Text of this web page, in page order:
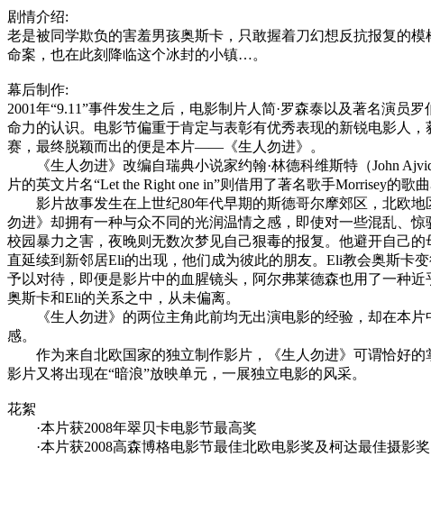
剧情介绍:
老是被同学欺负的害羞男孩奥斯卡，只敢握着刀幻想反抗报复的
命案，也在此刻降临这个冰封的小镇…。
幕后制作:
2001年“9.11”事件发生之后，电影制片人简·罗森泰以及著名演员
命力的认识。电影节偏重于肯定与表彰有优秀表现的新锐电影人
赛，最终脱颖而出的便是本片——《生人勿进》。
《生人勿进》改编自瑞典小说家约翰·林德科维斯特（John
片的英文片名“Let the Right one in”则借用了著名歌手Morrisey的
影片故事发生在上世纪80年代早期的斯德哥尔摩郊区，北欧地
勿进》却拥有一种与众不同的光润温情之感，即使对一些混乱、
校园暴力之害，夜晚则无数次梦见自己狠毒的报复。他避开自己
直延续到新邻居Eli的出现，他们成为彼此的朋友。Eli教会奥斯卡
予以对待，即便是影片中的血腥镜头，阿尔弗莱德森也用了一种
奥斯卡和Eli的关系之中，从未偏离。
《生人勿进》的两位主角此前均无出演电影的经验，却在本片
感。
作为来自北欧国家的独立制作影片，《生人勿进》可谓恰好的
影片又将出现在“暗浪”放映单元，一展独立电影的风采。
花絮
·本片获2008年翠贝卡电影节最高奖
·本片获2008高森博格电影节最佳北欧电影奖及柯达最佳摄